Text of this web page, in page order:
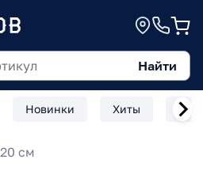
Найти
Новинки Хиты
20 см